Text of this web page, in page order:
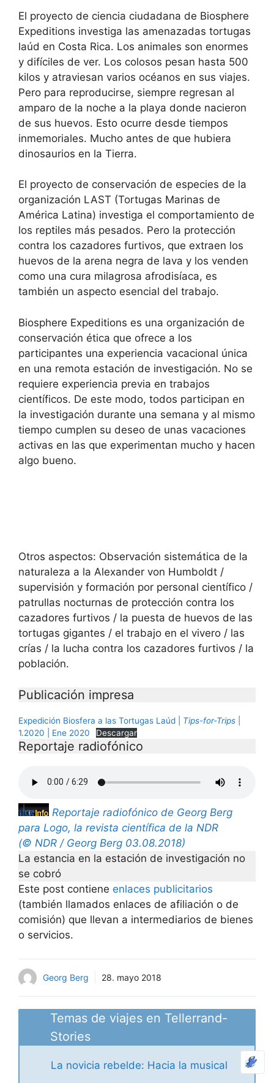
El proyecto de ciencia ciudadana de Biosphere
Expeditions investiga las amenazadas tortugas
laúd en Costa Rica. Los animales son enormes
y difíciles de ver. Los colosos pesan hasta 500
kilos y atraviesan varios océanos en sus viajes.
Pero para reproducirse, siempre regresan al
amparo de la noche a la playa donde nacieron
de sus huevos. Esto ocurre desde tiempos
inmemoriales. Mucho antes de que hubiera
dinosaurios en la Tierra.
El proyecto de conservación de especies de la
organización LAST (Tortugas Marinas de
América Latina) investiga el comportamiento de
los reptiles más pesados. Pero la protección
contra los cazadores furtivos, que extraen los
huevos de la arena negra de lava y los venden
como una cura milagrosa afrodisíaca, es
también un aspecto esencial del trabajo.
Biosphere Expeditions es una organización de
conservación ética que ofrece a los
participantes una experiencia vacacional única
en una remota estación de investigación. No se
requiere experiencia previa en trabajos
científicos. De este modo, todos participan en
la investigación durante una semana y al mismo
tiempo cumplen su deseo de unas vacaciones
activas en las que experimentan mucho y hacen
algo bueno.
Otros aspectos: Observación sistemática de la
naturaleza a la Alexander von Humboldt /
supervisión y formación por personal científico /
patrullas nocturnas de protección contra los
cazadores furtivos / la puesta de huevos de las
tortugas gigantes / el trabajo en el vivero / las
crías / la lucha contra los cazadores furtivos / la
población.
Publicación impresa
Expedición Biosfera a las Tortugas Laúd | Tips-for-Trips
1.2020 | Ene 2020
Descargar
Reportaje radiofónico
Reportaje radiofónico de Georg Berg
para Logo, la revista científica de la NDR
(© NDR / Georg Berg 03.08.2018)
La estancia en la estación de investigación no
se cobró
Este post contiene enlaces publicitarios
(también llamados enlaces de afiliación o de
comisión) que llevan a intermediarios de bienes
o servicios.
Georg Berg 28. mayo 2018
Temas de viajes en Tellerrand-
Stories
La novicia rebelde: Hacia la musical